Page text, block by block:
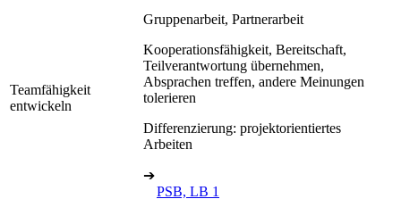
Teamfähigkeit
entwickeln
Gruppenarbeit, Partnerarbeit
Kooperationsfähigkeit, Bereitschaft,
Teilverantwortung übernehmen,
Absprachen treffen, andere Meinungen
tolerieren
Differenzierung: projektorientiertes
Arbeiten
➔
PSB, LB 1